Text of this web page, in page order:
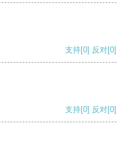
支持[0] 反对[0]
支持[0] 反对[0]